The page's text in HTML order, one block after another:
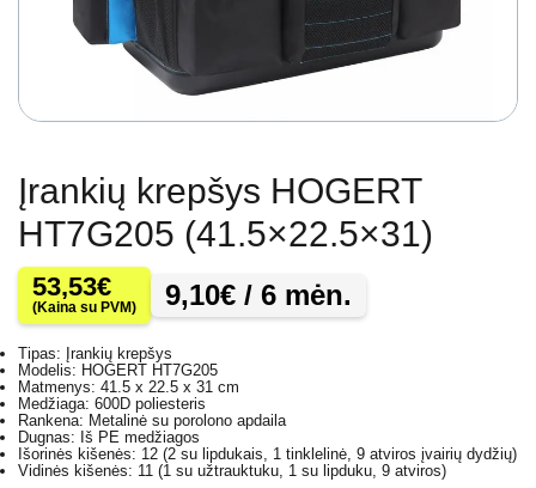
Įrankių krepšys HOGERT
HT7G205 (41.5×22.5×31)
53,53€
(Kaina su PVM) 9,10€ / 6 mėn.
Tipas: Įrankių krepšys
Modelis: HOGERT HT7G205
Matmenys: 41.5 x 22.5 x 31 cm
Medžiaga: 600D poliesteris
Rankena: Metalinė su porolono apdaila
Dugnas: Iš PE medžiagos
Išorinės kišenės: 12 (2 su lipdukais, 1 tinklelinė, 9 atviros įvairių dydžių)
Vidinės kišenės: 11 (1 su užtrauktuku, 1 su lipduku, 9 atviros)